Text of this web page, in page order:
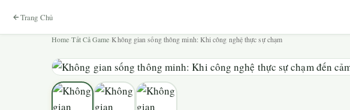
Trang Chủ
Home ›Tất Cả Game ›Không gian sống thông minh: Khi công nghệ thực sự chạm